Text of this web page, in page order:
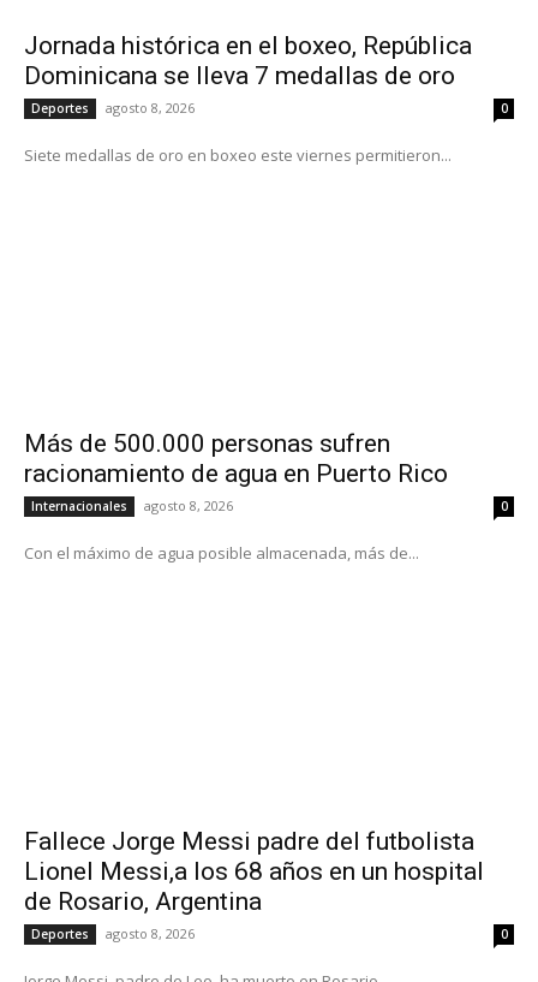
Jornada histórica en el boxeo, República
Dominicana se lleva 7 medallas de oro
Deportes agosto 8, 2026 0
Siete medallas de oro en boxeo este viernes permitieron...
Más de 500.000 personas sufren
racionamiento de agua en Puerto Rico
Internacionales agosto 8, 2026 0
Con el máximo de agua posible almacenada, más de...
Fallece Jorge Messi padre del futbolista
Lionel Messi,a los 68 años en un hospital
de Rosario, Argentina
Deportes agosto 8, 2026 0